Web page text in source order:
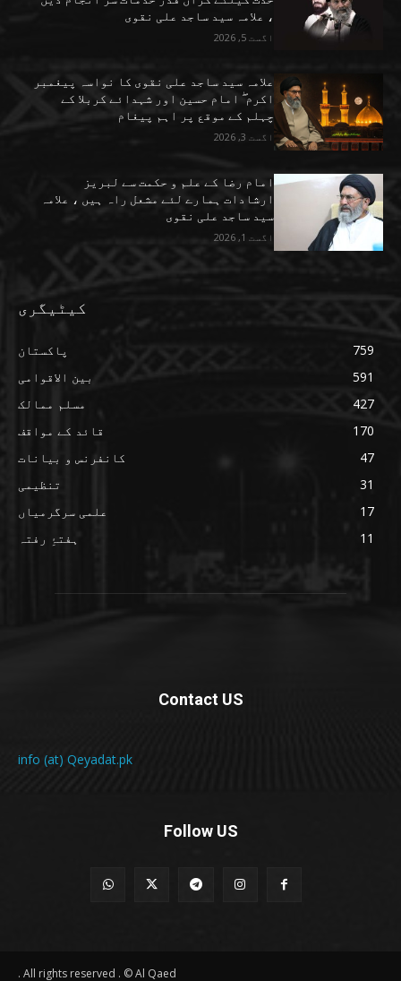
، علامہ سید ساجد علی نقوی
اگست 5, 2026
علامہ سید ساجد علی نقوی کا نواسہ پیغمبر
اکرم ۖ امام حسین اور شہدائے کربلا کے
چہلم کے موقع پر اہم پیغام
اگست 3, 2026
امام رضا کے علم و حکمت سے لبریز
ارشادات ہمارے لئے مشعل راہ ہیں ، علامہ
سید ساجد علی نقوی
اگست 1, 2026
کیٹیگری
پاکستان
759
بین الاقوامی
591
مسلم ممالک
427
قائد کے مواقف
170
کانفرنس و بیانات
47
تنظیمی
31
علمی سرگرمیاں
17
ہفتۂِ رفتہ
11
Contact US
info (at) Qeyadat.pk
Follow US
All rights reserved . © Al Qaed .